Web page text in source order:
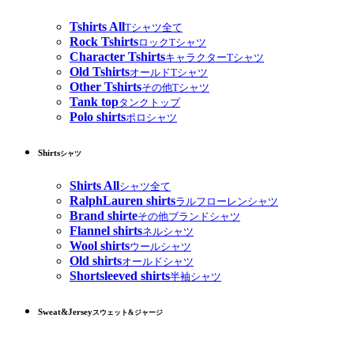
Tshirts AllTシャツ全て
Rock TshirtsロックTシャツ
Character TshirtsキャラクターTシャツ
Old TshirtsオールドTシャツ
Other Tshirtsその他Tシャツ
Tank topタンクトップ
Polo shirtsポロシャツ
Shirtsシャツ
Shirts Allシャツ全て
RalphLauren shirtsラルフローレンシャツ
Brand shirteその他ブランドシャツ
Flannel shirtsネルシャツ
Wool shirtsウールシャツ
Old shirtsオールドシャツ
Shortsleeved shirts半袖シャツ
Sweat&Jerseyスウェット&ジャージ